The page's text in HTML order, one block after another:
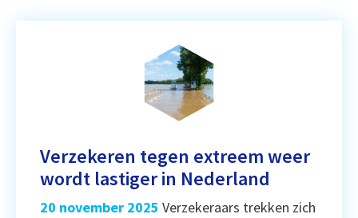
Verzekeren tegen extreem weer
wordt lastiger in Nederland
20 november 2025 Verzekeraars trekken zich